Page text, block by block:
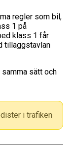
regler som bil,
1 på
klass 1 får
tilläggstavlan
sätt och
i trafiken